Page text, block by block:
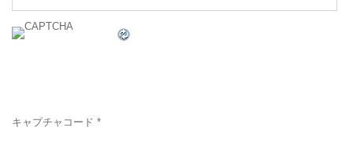
キャプチャコード *